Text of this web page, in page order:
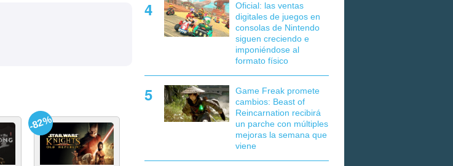
-82%
Oficial: las ventas
digitales de juegos en
consolas de Nintendo
siguen creciendo e
imponiéndose al
formato físico
Game Freak promete
cambios: Beast of
Reincarnation recibirá
un parche con múltiples
mejoras la semana que
viene